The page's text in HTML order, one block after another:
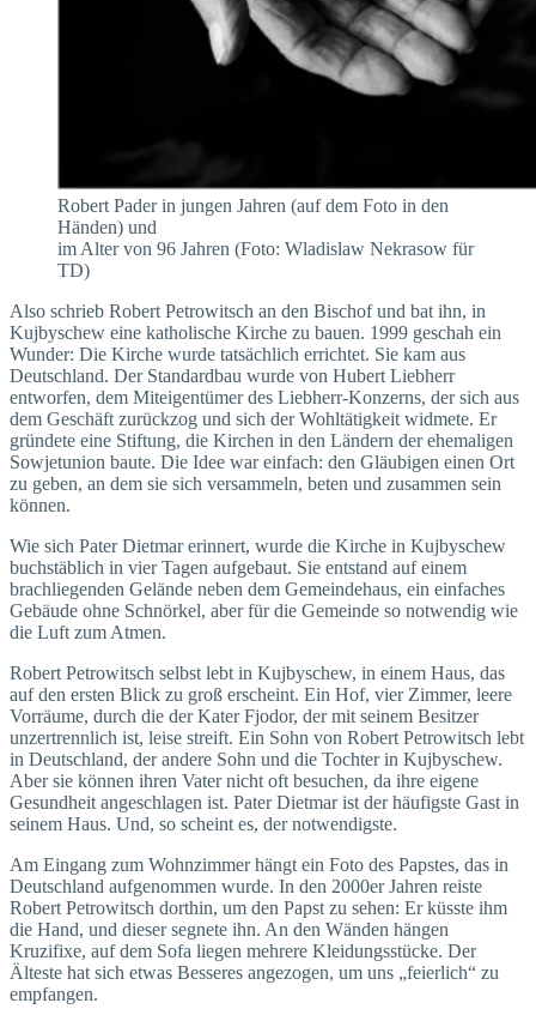
Robert Pader in jungen Jahren (auf dem Foto in den
Händen) und
im Alter von 96 Jahren (Foto: Wladislaw Nekrasow für
TD)
Also schrieb Robert Petrowitsch an den Bischof und bat ihn, in
Kujbyschew eine katholische Kirche zu bauen. 1999 geschah ein
Wunder: Die Kirche wurde tatsächlich errichtet. Sie kam aus
Deutschland. Der Standardbau wurde von Hubert Liebherr
entworfen, dem Miteigentümer des Liebherr-Konzerns, der sich aus
dem Geschäft zurückzog und sich der Wohltätigkeit widmete. Er
gründete eine Stiftung, die Kirchen in den Ländern der ehemaligen
Sowjetunion baute. Die Idee war einfach: den Gläubigen einen Ort
zu geben, an dem sie sich versammeln, beten und zusammen sein
können.
Wie sich Pater Dietmar erinnert, wurde die Kirche in Kujbyschew
buchstäblich in vier Tagen aufgebaut. Sie entstand auf einem
brachliegenden Gelände neben dem Gemeindehaus, ein einfaches
Gebäude ohne Schnörkel, aber für die Gemeinde so notwendig wie
die Luft zum Atmen.
Robert Petrowitsch selbst lebt in Kujbyschew, in einem Haus, das
auf den ersten Blick zu groß erscheint. Ein Hof, vier Zimmer, leere
Vorräume, durch die der Kater Fjodor, der mit seinem Besitzer
unzertrennlich ist, leise streift. Ein Sohn von Robert Petrowitsch lebt
in Deutschland, der andere Sohn und die Tochter in Kujbyschew.
Aber sie können ihren Vater nicht oft besuchen, da ihre eigene
Gesundheit angeschlagen ist. Pater Dietmar ist der häufigste Gast in
seinem Haus. Und, so scheint es, der notwendigste.
Am Eingang zum Wohnzimmer hängt ein Foto des Papstes, das in
Deutschland aufgenommen wurde. In den 2000er Jahren reiste
Robert Petrowitsch dorthin, um den Papst zu sehen: Er küsste ihm
die Hand, und dieser segnete ihn. An den Wänden hängen
Kruzifixe, auf dem Sofa liegen mehrere Kleidungsstücke. Der
Älteste hat sich etwas Besseres angezogen, um uns „feierlich“ zu
empfangen.